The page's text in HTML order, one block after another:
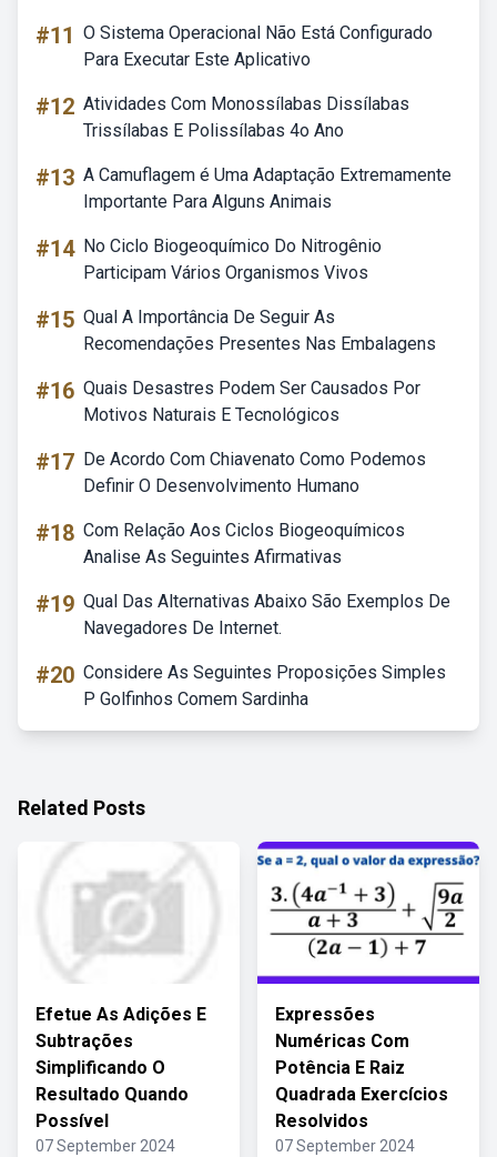
#11 O Sistema Operacional Não Está Configurado
Para Executar Este Aplicativo
#12 Atividades Com Monossílabas Dissílabas
Trissílabas E Polissílabas 4o Ano
#13 A Camuflagem é Uma Adaptação Extremamente
Importante Para Alguns Animais
#14 No Ciclo Biogeoquímico Do Nitrogênio
Participam Vários Organismos Vivos
#15 Qual A Importância De Seguir As
Recomendações Presentes Nas Embalagens
#16 Quais Desastres Podem Ser Causados Por
Motivos Naturais E Tecnológicos
#17 De Acordo Com Chiavenato Como Podemos
Definir O Desenvolvimento Humano
#18 Com Relação Aos Ciclos Biogeoquímicos
Analise As Seguintes Afirmativas
#19 Qual Das Alternativas Abaixo São Exemplos De
Navegadores De Internet.
#20 Considere As Seguintes Proposições Simples
P Golfinhos Comem Sardinha
Related Posts
Efetue As Adições E
Subtrações
Simplificando O
Resultado Quando
Possível
07 September 2024
Expressões
Numéricas Com
Potência E Raiz
Quadrada Exercícios
Resolvidos
07 September 2024